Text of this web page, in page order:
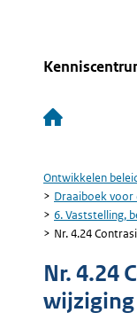
Kruimelpad
Ontwikkelen
Draaiboek voor
6. Vaststelling,
Nr. 4.24
Nr. 4.24